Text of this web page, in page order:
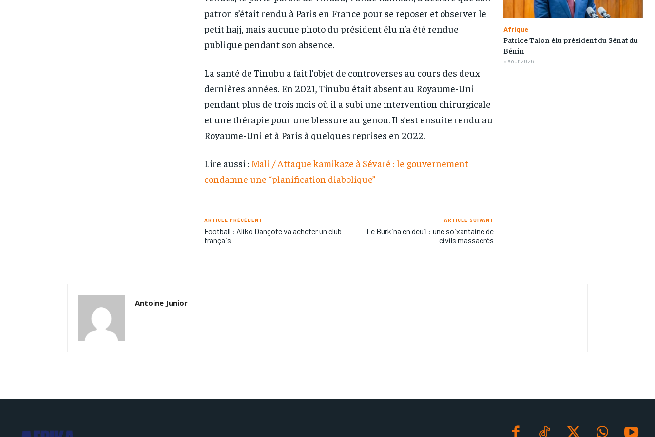
patron s’était rendu à Paris en France pour se reposer et observer le
petit hajj, mais aucune photo du président élu n’a été rendue
publique pendant son absence.
La santé de Tinubu a fait l’objet de controverses au cours des deux
dernières années. En 2021, Tinubu était absent au Royaume-Uni
pendant plus de trois mois où il a subi une intervention chirurgicale
et une thérapie pour une blessure au genou. Il s’est ensuite rendu au
Royaume-Uni et à Paris à quelques reprises en 2022.
Lire aussi : Mali / Attaque kamikaze à Sévaré : le gouvernement
condamne une “planification diabolique”
ARTICLE PRÉCÉDENT
Football : Aliko Dangote va acheter un club
français
ARTICLE SUIVANT
Le Burkina en deuil : une soixantaine de
civils massacrés
Afrique
Patrice Talon élu président du Sénat du
Bénin
6 août 2026
Antoine Junior